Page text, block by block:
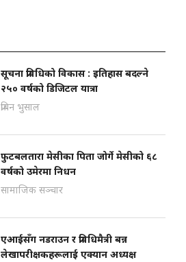
सूचना प्रविधिको विकास : इतिहास बदल्ने
२५० वर्षको डिजिटल यात्रा
प्रबिन भुसाल
फुटबलतारा मेसीका पिता जोर्गे मेसीको ६८
वर्षको उमेरमा निधन
सामाजिक सञ्चार
एआईसँग नडराउन र प्रविधिमैत्री बन्न
लेखापरीक्षकहरूलाई एक्यान अध्यक्ष